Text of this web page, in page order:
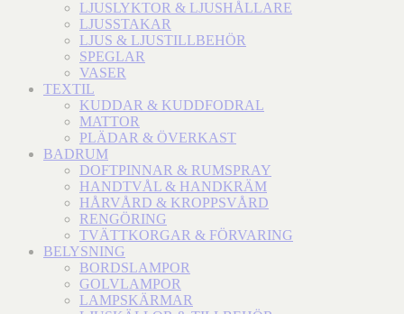
LJUSLYKTOR & LJUSHÅLLARE
LJUSSTAKAR
LJUS & LJUSTILLBEHÖR
SPEGLAR
VASER
TEXTIL
KUDDAR & KUDDFODRAL
MATTOR
PLÄDAR & ÖVERKAST
BADRUM
DOFTPINNAR & RUMSPRAY
HANDTVÅL & HANDKRÄM
HÅRVÅRD & KROPPSVÅRD
RENGÖRING
TVÄTTKORGAR & FÖRVARING
BELYSNING
BORDSLAMPOR
GOLVLAMPOR
LAMPSKÄRMAR